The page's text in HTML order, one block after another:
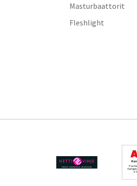
Masturbaattorit
Fleshlight